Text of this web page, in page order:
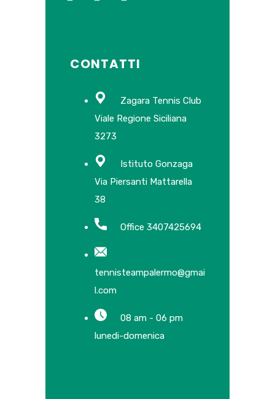
CONTATTI
Zagara Tennis Club
Viale Regione Siciliana
3273
Istituto Gonzaga
Via Piersanti Mattarella
38
Office 3407425694
tennisteampalermo@gmai
l.com
08 am - 06 pm
lunedi-domenica